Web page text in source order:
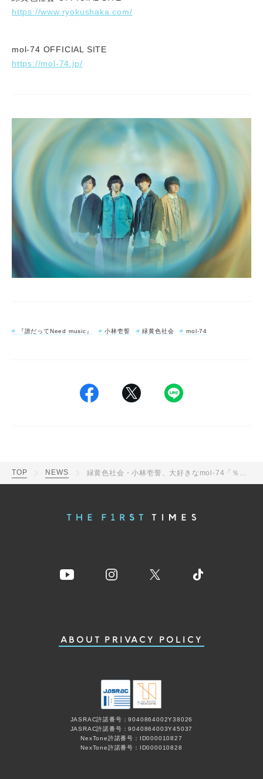
https://www.ryokushaka.com/
mol-74 OFFICIAL SITE
https://mol-74.jp/
『誰だってNeed music』 小林壱誓 緑黄色社会 mol-74
TOP NEWS
ABOUT PRIVACY POLICY
JASRAC許諾番号：9040864002Y38026
JASRAC許諾番号：9040864003Y45037
NexTone許諾番号：ID000010827
NexTone許諾番号：ID000010828